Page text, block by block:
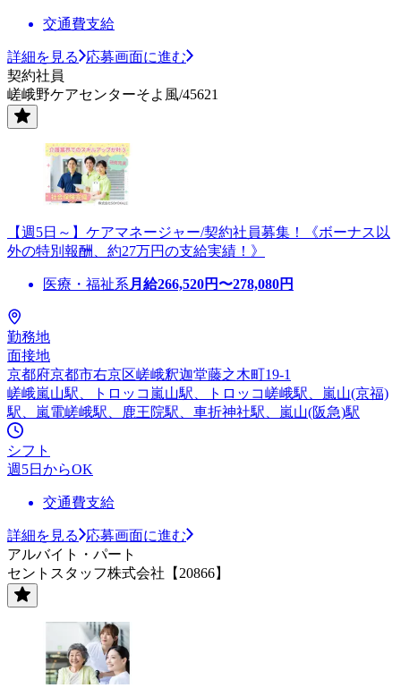
交通費支給
詳細を見る
応募画面に進む
契約社員
嵯峨野ケアセンターそよ風/45621
【週5日～】ケアマネージャー/契約社員募集！《ボーナス以
外の特別報酬、約27万円の支給実績！》
医療・福祉系 月給266,520円〜278,080円
勤務地
面接地
京都府京都市右京区嵯峨釈迦堂藤之木町19-1
嵯峨嵐山駅、トロッコ嵐山駅、トロッコ嵯峨駅、嵐山(京福)
駅、嵐電嵯峨駅、鹿王院駅、車折神社駅、嵐山(阪急)駅
シフト
週5日からOK
交通費支給
詳細を見る
応募画面に進む
アルバイト・パート
セントスタッフ株式会社【20866】